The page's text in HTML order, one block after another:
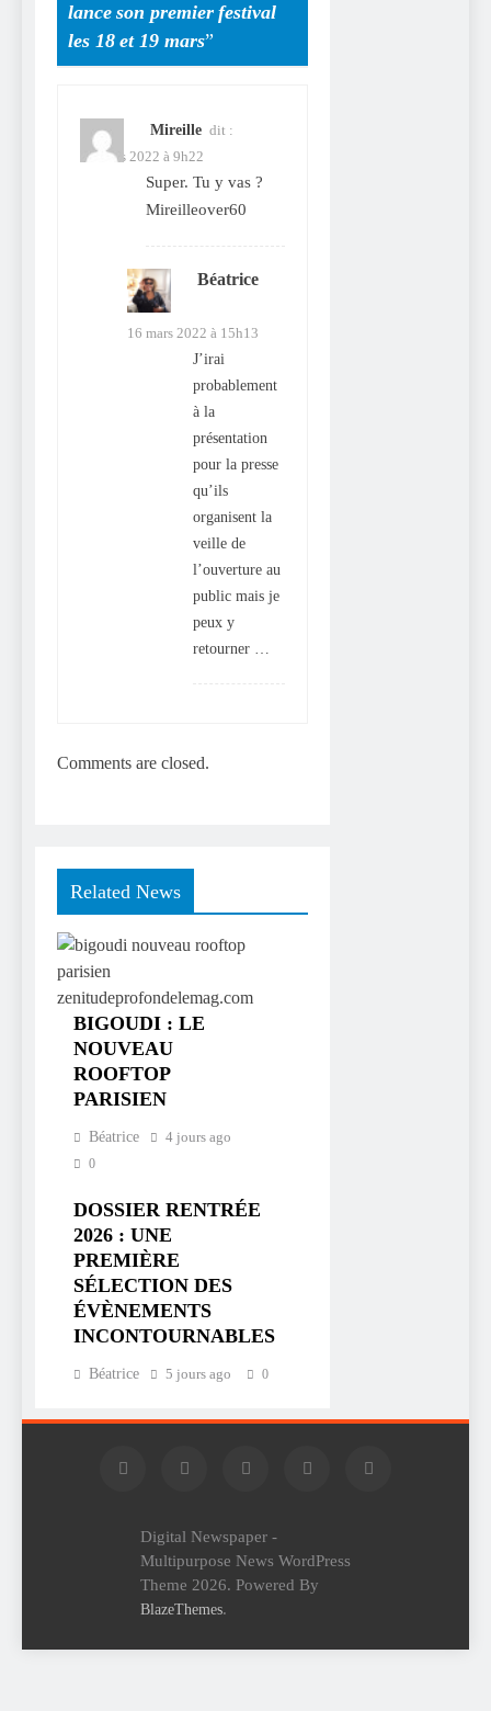
lance son premier festival
les 18 et 19 mars”
Mireille dit :
16 mars 2022 à 9h22
Super. Tu y vas ?
Mireilleover60
Béatrice
dit :
16 mars 2022 à 15h13
J’irai
probablement
à la
présentation
pour la presse
qu’ils
organisent la
veille de
l’ouverture au
public mais je
peux y
retourner …
Comments are closed.
Related News
BIGOUDI : LE
NOUVEAU
ROOFTOP
PARISIEN
Béatrice 4 jours ago
0
DOSSIER RENTRÉE
2026 : UNE
PREMIÈRE
SÉLECTION DES
ÉVÈNEMENTS
INCONTOURNABLES
Béatrice 5 jours ago 0
Digital Newspaper -
Multipurpose News WordPress
Theme 2026. Powered By
BlazeThemes.